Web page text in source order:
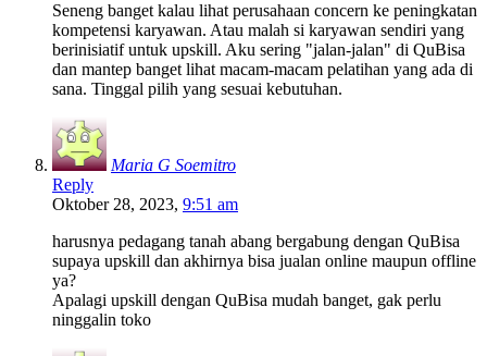
Seneng banget kalau lihat perusahaan concern ke peningkatan
kompetensi karyawan. Atau malah si karyawan sendiri yang
berinisiatif untuk upskill. Aku sering "jalan-jalan" di QuBisa
dan mantep banget lihat macam-macam pelatihan yang ada di
sana. Tinggal pilih yang sesuai kebutuhan.
Maria G Soemitro
Reply
Oktober 28, 2023, 9:51 am
harusnya pedagang tanah abang bergabung dengan QuBisa
supaya upskill dan akhirnya bisa jualan online maupun offline
ya?
Apalagi upskill dengan QuBisa mudah banget, gak perlu
ninggalin toko